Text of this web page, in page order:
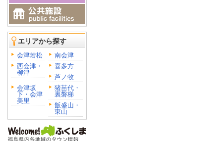
エリアから探す
会津若松
南会津
西会津・
柳津
喜多方
芦ノ牧
会津坂
下・会津
美里
猪苗代・
裏磐梯
飯盛山・
東山